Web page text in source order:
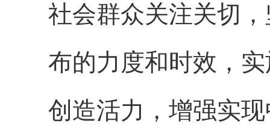
社会群众关注关切
布的力度和时效，
创造活力，增强实